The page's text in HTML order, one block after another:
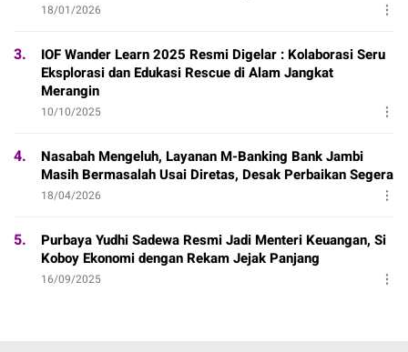
18/01/2026
3.
IOF Wander Learn 2025 Resmi Digelar : Kolaborasi Seru
Eksplorasi dan Edukasi Rescue di Alam Jangkat
Merangin
10/10/2025
4.
Nasabah Mengeluh, Layanan M-Banking Bank Jambi
Masih Bermasalah Usai Diretas, Desak Perbaikan Segera
18/04/2026
5.
Purbaya Yudhi Sadewa Resmi Jadi Menteri Keuangan, Si
Koboy Ekonomi dengan Rekam Jejak Panjang
16/09/2025